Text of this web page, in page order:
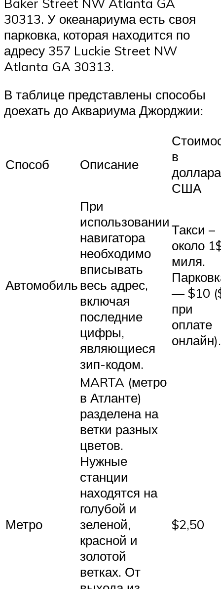
30313. У океанариума есть своя
парковка, которая находится по
адресу 357 Luckie Street NW
Atlanta GA 30313.
В таблице представлены способы
доехать до Аквариума Джорджии:
Способ Описание
в
США
Автомобиль
При
использовании
навигатора
необходимо
вписывать
весь адрес,
включая
последние
цифры,
являющиеся
зип-кодом.
Такси –
около
миля.
— $10
при
оплате
онлайн).
Метро
MARTA (метро
в Атланте)
разделена на
ветки разных
цветов.
Нужные
станции
находятся на
голубой и
зеленой,
красной и
золотой
ветках. От
$2,50